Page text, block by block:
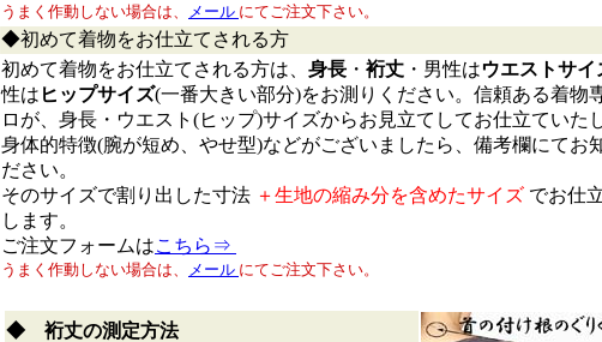
うまく作動しない場合は、 メール にてご注文下さい。
◆初めて着物をお仕立てされる方
初めて着物をお仕立てされる方は、 身長 ・ 裄丈 ・男性はウエストサイ
性は ヒップサイズ(一番大きい部分)をお測りください。信頼ある着物
ロが、身長・ウエスト(ヒップ)サイズからお見立てしてお仕立ていた
身体的特徴(腕が短め、やせ型)などがございましたら、備考欄にてお
ださい。
そのサイズで割り出した寸法 ＋生地の縮み分を含めたサイズ でお仕
します。
ご注文フォームはこちら⇒
うまく作動しない場合は、 メール にてご注文下さい。
◆ 裄丈の測定方法